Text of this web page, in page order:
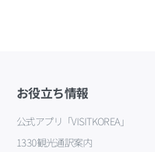
お役立ち情報
公式アプリ「VISITKOREA」
1330観光通訳案内